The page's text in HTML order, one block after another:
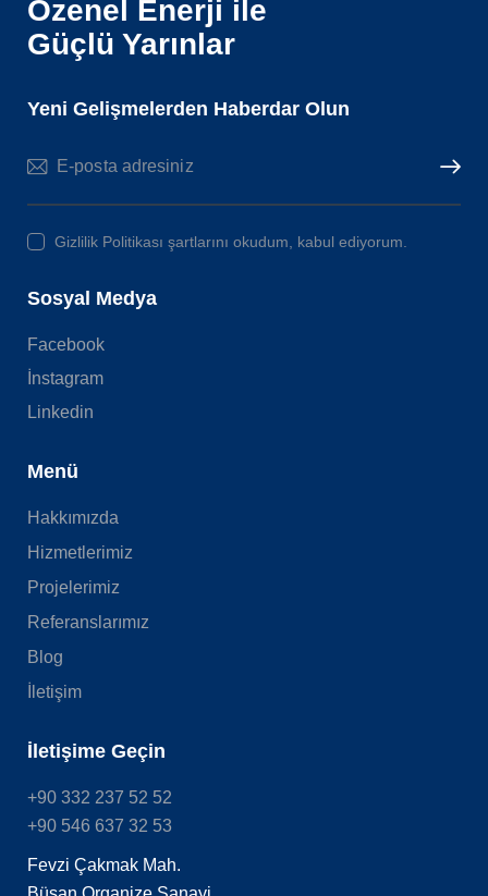
Özenel Enerji ile
Güçlü Yarınlar
Yeni Gelişmelerden Haberdar Olun
Gizlilik Politikası şartlarını okudum, kabul ediyorum.
Sosyal Medya
Facebook
İnstagram
Linkedin
Menü
Hakkımızda
Hizmetlerimiz
Projelerimiz
Referanslarımız
Blog
İletişim
İletişime Geçin
+90 332 237 52 52
+90 546 637 32 53
Fevzi Çakmak Mah.